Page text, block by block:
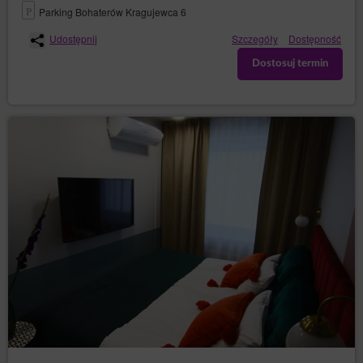
Android
Podstawą prawną przetwarzania danych osobowych
polegające na zapewnianiu wysokiej jakości usług,
zapewnianiu bezpieczeństwa usług.
W ramach Serwisu stosowane są dwa zasadnicze
rodzaje plików cookies: „sesyjne” (session cookies)
oraz „stałe” (persistent cookies). Cookies „sesyjne” są
plikami tymczasowymi, które przechowywane są w
urządzeniu końcowym Użytkownika Serwisu do czasu
wylogowania, opuszczenia Serwisu lub wyłączenia
oprogramowania (przeglądarki internetowej). „Stałe”
pliki cookies przechowywane są w urządzeniu
końcowym Gościa/Użytkownika Serwisu przez czas
określony w parametrach plików cookies lub do czasu
ich usunięcia przez Gościa/Użytkownika.
Pliki cookies wykorzystywane są w następujących
celach:
Parking Bohaterów Kragujewca 6
Udostępnij
Szczegóły Dostępność
Dostosuj termin